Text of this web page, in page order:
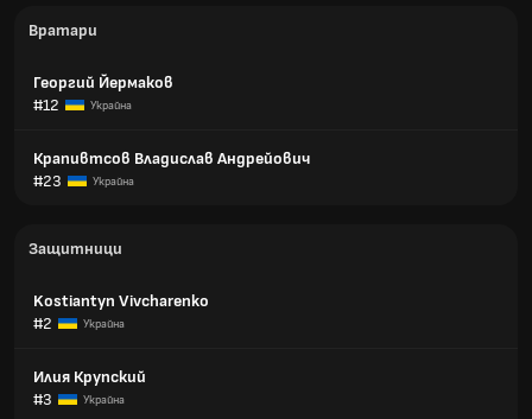
Вратари
Георгий Йермаков
#12
Украйна
Крапивтсов Владислав Андрейович
#23
Украйна
Защитници
Kostiantyn Vivcharenko
#2
Украйна
Илия Крупский
#3
Украйна